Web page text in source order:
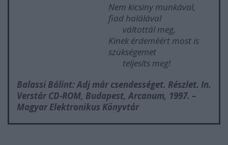
Nem kicsiny munkával,
fiad halálával
váltottál meg,
Kinek érdeméért most is
szükségemet
teljesíts meg!
Balassi Bálint: Adj már csendességet. Részlet. In.
Verstár CD-ROM, Budapest, Arcanum, 1997. –
Magyar Elektronikus Könyvtár